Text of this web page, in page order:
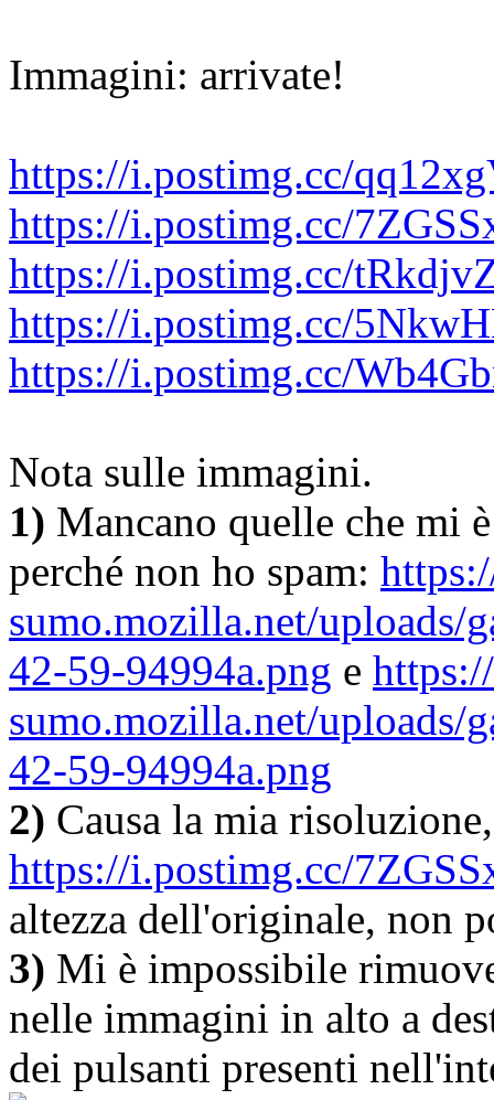
Immagini: arrivate!
https://i.postimg.cc/
https://i.postimg.cc/
https://i.postimg.cc/
https://i.postimg.cc/
https://i.postimg.cc/
Nota sulle immagini.
1) Mancano quelle che mi
perché non ho spam:
sumo.mozilla.net/uploads/
42-59-94994a.png e
sumo.mozilla.net/uploads/
42-59-94994a.png
2) Causa la mia
https://i.postimg.cc/
altezza dell'originale, non
3) Mi è impossibile
nelle immagini in alto a
dei pulsanti presenti